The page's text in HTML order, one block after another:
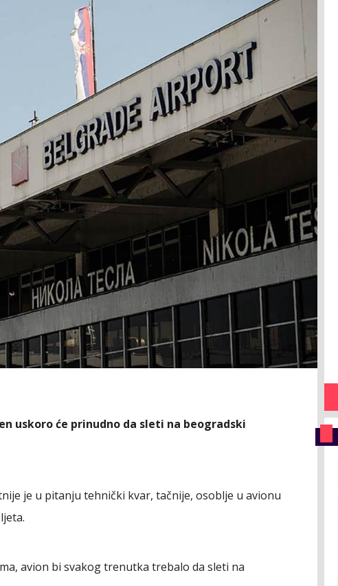
uskoro će prinudno da sleti na beogradski
je u pitanju tehnički kvar, tačnije, osoblje u avionu
avion bi svakog trenutka trebalo da sleti na